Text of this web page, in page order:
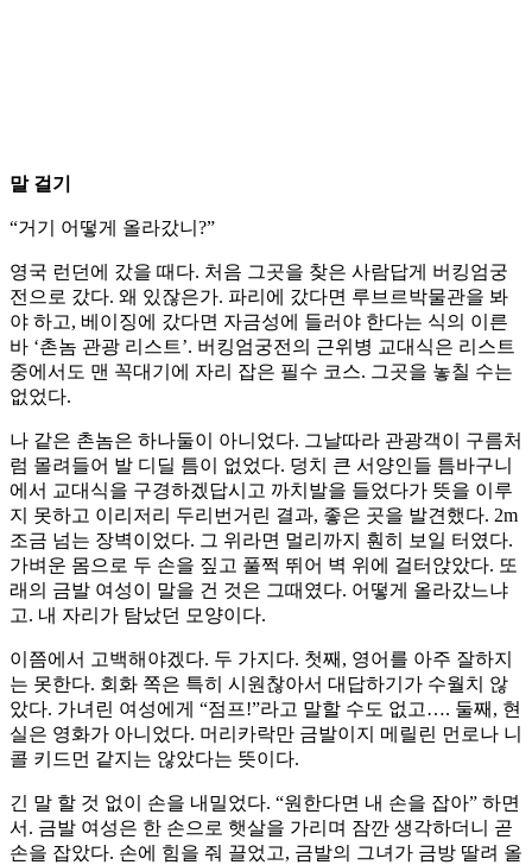
말 걸기
“거기 어떻게 올라갔니?”
영국 런던에 갔을 때다. 처음 그곳을 찾은 사람답게 버킹엄궁
전으로 갔다. 왜 있잖은가. 파리에 갔다면 루브르박물관을 봐
야 하고, 베이징에 갔다면 자금성에 들러야 한다는 식의 이른
바 ‘촌놈 관광 리스트’. 버킹엄궁전의 근위병 교대식은 리스트
중에서도 맨 꼭대기에 자리 잡은 필수 코스. 그곳을 놓칠 수는
없었다.
나 같은 촌놈은 하나둘이 아니었다. 그날따라 관광객이 구름처
럼 몰려들어 발 디딜 틈이 없었다. 덩치 큰 서양인들 틈바구니
에서 교대식을 구경하겠답시고 까치발을 들었다가 뜻을 이루
지 못하고 이리저리 두리번거린 결과, 좋은 곳을 발견했다. 2m
조금 넘는 장벽이었다. 그 위라면 멀리까지 훤히 보일 터였다.
가벼운 몸으로 두 손을 짚고 풀쩍 뛰어 벽 위에 걸터앉았다. 또
래의 금발 여성이 말을 건 것은 그때였다. 어떻게 올라갔느냐
고. 내 자리가 탐났던 모양이다.
이쯤에서 고백해야겠다. 두 가지다. 첫째, 영어를 아주 잘하지
는 못한다. 회화 쪽은 특히 시원찮아서 대답하기가 수월치 않
았다. 가녀린 여성에게 “점프!”라고 말할 수도 없고…. 둘째, 현
실은 영화가 아니었다. 머리카락만 금발이지 메릴린 먼로나 니
콜 키드먼 같지는 않았다는 뜻이다.
긴 말 할 것 없이 손을 내밀었다. “원한다면 내 손을 잡아” 하면
서. 금발 여성은 한 손으로 햇살을 가리며 잠깐 생각하더니 곧
손을 잡았다. 손에 힘을 줘 끌었고, 금발의 그녀가 금방 딸려 올